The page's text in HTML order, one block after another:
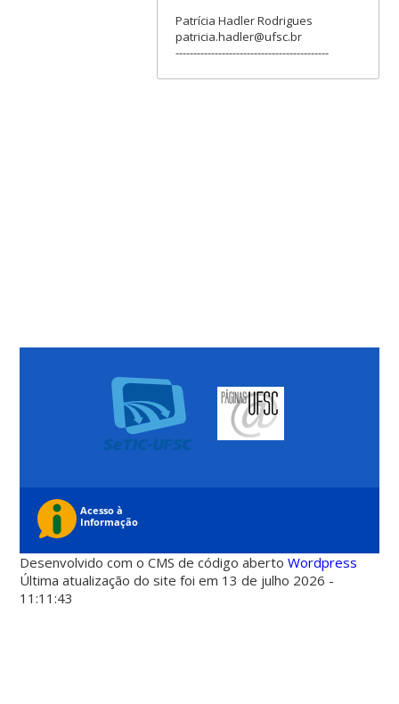
Patrícia Hadler Rodrigues
patricia.hadler@ufsc.br
-------------------------------------------
Desenvolvido com o CMS de código abertoWordpress
Última atualização do site foi em 13 de julho 2026 -
11:11:43